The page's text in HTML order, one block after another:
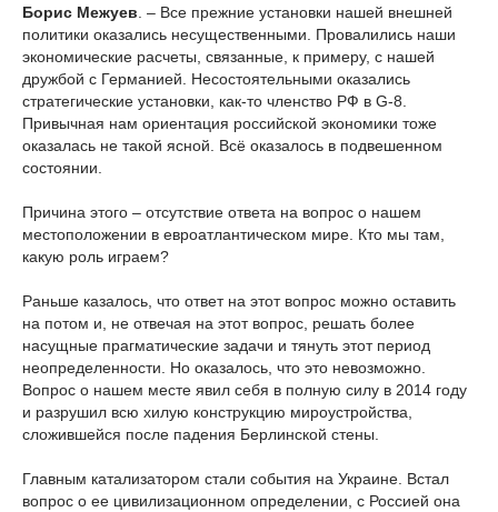
Борис Межуев . – Все прежние установки нашей внешней
политики оказались несущественными. Провалились наши
экономические расчеты, связанные, к примеру, с нашей
дружбой с Германией. Несостоятельными оказались
стратегические установки, как-то членство РФ в G-8.
Привычная нам ориентация российской экономики тоже
оказалась не такой ясной. Всё оказалось в подвешенном
состоянии.
Причина этого – отсутствие ответа на вопрос о нашем
местоположении в евроатлантическом мире. Кто мы там,
какую роль играем?
Раньше казалось, что ответ на этот вопрос можно оставить
на потом и, не отвечая на этот вопрос, решать более
насущные прагматические задачи и тянуть этот период
неопределенности. Но оказалось, что это невозможно.
Вопрос о нашем месте явил себя в полную силу в 2014 году
и разрушил всю хилую конструкцию мироустройства,
сложившейся после падения Берлинской стены.
Главным катализатором стали события на Украине. Встал
вопрос о ее цивилизационном определении, с Россией она